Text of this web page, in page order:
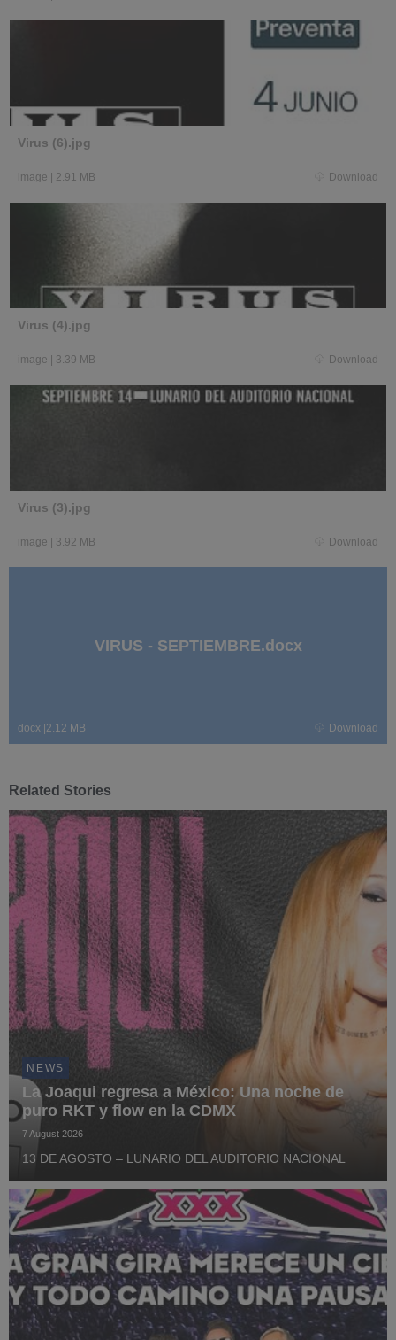
Virus (6).jpg
image 2.91 MB Download
Virus (4).jpg
image 3.39 MB Download
Virus (3).jpg
image 3.92 MB Download
VIRUS - SEPTIEMBRE.docx
docx 2.12 MB Download
Related Stories
NEWS
La Joaqui regresa a México: Una noche de
puro RKT y flow en la CDMX
7 August 2026
13 DE AGOSTO – LUNARIO DEL AUDITORIO NACIONAL